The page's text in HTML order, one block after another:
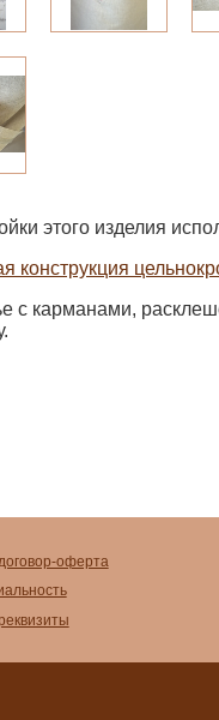
этого изделия
конструкция
с карманами,
оферта